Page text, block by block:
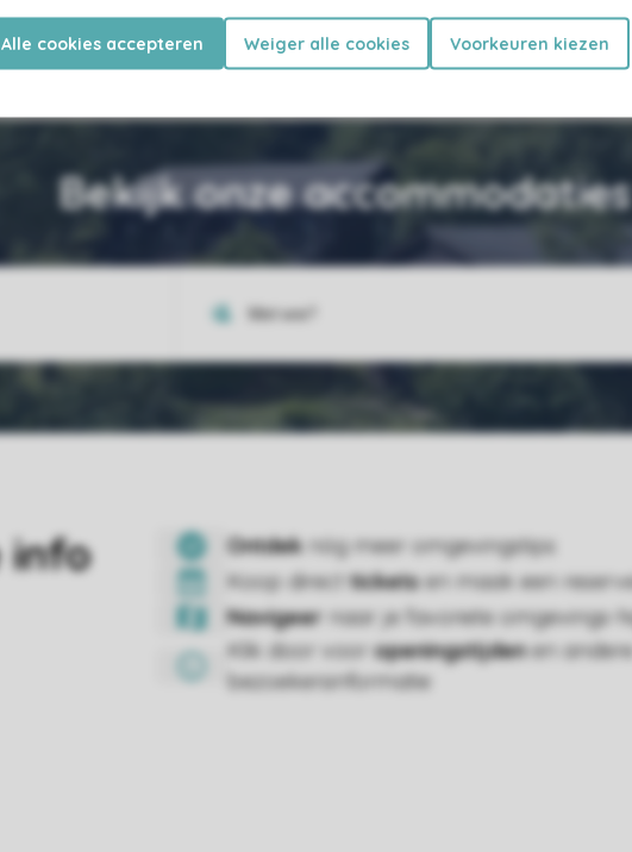
Alle cookies accepteren Weiger alle cookies Voorkeuren kiezen
Leisure
Bekijk onze accommodaties